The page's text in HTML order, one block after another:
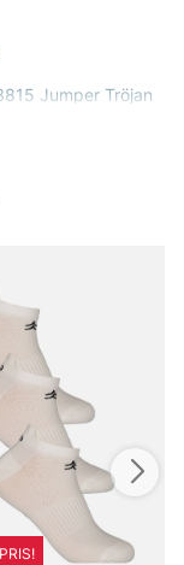
Jumper Tröjan
som söker
och rundade
blandning av
alpacka, vilket
Bomullen
alpackan och
mudd i krage,
välsittande
kan kombineras
en mer dressad
den är en
och
bära den säsong
eller en